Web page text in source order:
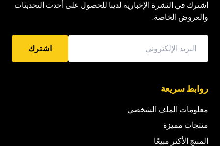
اشترك في النشرة الإخبارية لدينا للحصول على أحدث التحديثات
والعروض الخاصة.
اشترك
روابط سريعة
معلومات الملف الشخصي
منتجات مميزة
المنتج الأكثر مبيعًا